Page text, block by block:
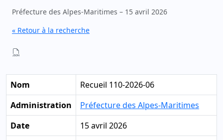
Préfecture des Alpes-Maritimes – 15 avril 2026
« Retour à la recherche
Nom
Recueil 110-2026-06
Administration
Préfecture des Alpes-Maritimes
Date
15 avril 2026